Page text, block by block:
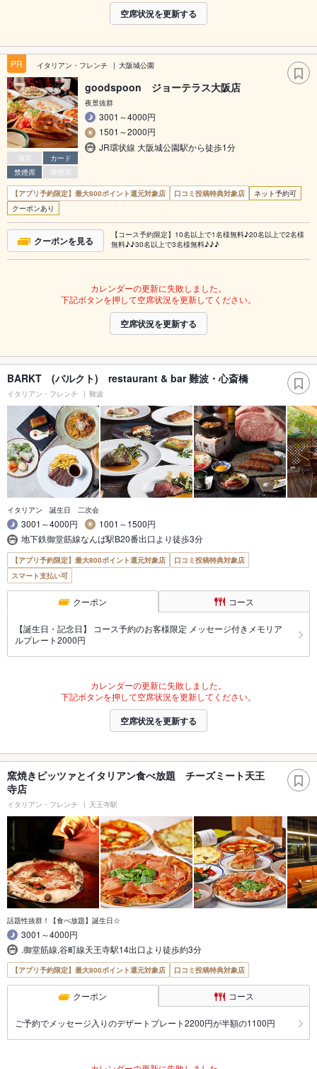
空席状況を更新する
PR イタリアン・フレンチ 大阪城公園
個室
カード
禁煙席
喫煙席
goodspoon ジョーテラス大阪店
夜景抜群
3001～4000円
1501～2000円
JR環状線 大阪城公園駅から徒歩1分
【アプリ予約限定】最大800ポイント還元対象店 口コミ投稿特典対象店
ネット予約可
クーポンあり
クーポンを見る
【コース予約限定】10名以上で1名様無料♪20名以上で2名様
無料♪♪30名以上で3名様無料♪♪♪
カレンダーの更新に失敗しました。
下記ボタンを押して空席状況を更新してください。
空席状況を更新する
BARKT (バルクト) restaurant & bar 難波・心斎橋
イタリアン・フレンチ 難波
イタリアン 誕生日 二次会
3001～4000円
1001～1500円
地下鉄御堂筋線なんば駅B20番出口より徒歩3分
【アプリ予約限定】最大800ポイント還元対象店
口コミ投稿特典対象店
スマート支払い可
クーポン コース
【誕生日・記念日】 コース予約のお客様限定 メッセージ付きメモリア
ルプレート2000円
カレンダーの更新に失敗しました。
下記ボタンを押して空席状況を更新してください。
空席状況を更新する
窯焼きピッツァとイタリアン食べ放題 チーズミート天王
寺店
イタリアン・フレンチ 天王寺駅
話題性抜群！【食べ放題】誕生日☆
3001～4000円
.御堂筋線,谷町線天王寺駅14出口より徒歩約3分
【アプリ予約限定】最大800ポイント還元対象店 口コミ投稿特典対象店
クーポン コース
ご予約でメッセージ入りのデザートプレート2200円が半額の1100円